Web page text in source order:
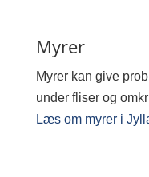
Myrer
Myrer kan give
under fliser og
Læs om myrer i